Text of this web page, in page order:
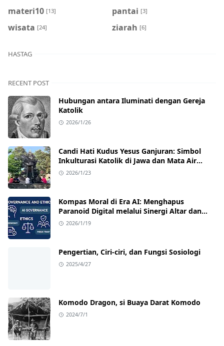
materi10 [13] pantai [3]
wisata [24] ziarah [6]
HASTAG
RECENT POST
Hubungan antara Iluminati dengan Gereja
Katolik
2026/1/26
Candi Hati Kudus Yesus Ganjuran: Simbol
Inkulturasi Katolik di Jawa dan Mata Air
Perwitasari yang Menyembuhkan
2026/1/23
Kompas Moral di Era AI: Menghapus
Paranoid Digital melalui Sinergi Altar dan
Laboratorium
2026/1/19
Pengertian, Ciri-ciri, dan Fungsi Sosiologi
2025/4/27
Komodo Dragon, si Buaya Darat Komodo
2024/7/1